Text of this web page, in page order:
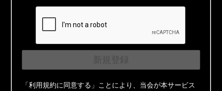
新規登録
「利用規約に同意する」ことにより、当会が本サービス